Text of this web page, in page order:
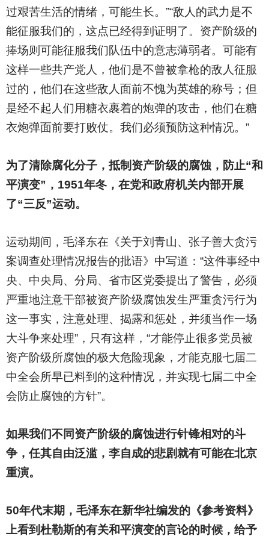
过艰苦生活的情绪，可能生长。”“敌人的武力是不
能征服我们的，这点已经得到证明了。资产阶级的
捧场则可能征服我们队伍中的意志薄弱者。可能有
这样一些共产党人，他们是不曾被拿枪的敌人征服
过的，他们在这些敌人面前不愧为英雄的称号；但
是经不起人们用糖衣裹着的炮弹的攻击，他们在糖
衣炮弹面前要打败仗。我们必须预防这种情况。”
为了清除腐化分子，抵制资产阶级的腐蚀，防止“和
平演变”，1951年冬，在党和政府机关内部开展
了“三反”运动。
运动期间，毛泽东在《关于刘青山、张子善大贪污
案调查处理情况报告的批语》中写道：“这件事经中
央、中央局、分局、省市区党委提出了警告，必须
严重地注意干部被资产阶级腐蚀发生严重贪污行为
这一事实，注意处理、揭露和惩处，并须当作一场
大斗争来处理”，只有这样，“才能停止很多党员被
资产阶级所腐蚀的极大危险现象，才能克服七届二
中全会所早已料到的这种情况，并实现七届二中全
会防止腐蚀的方针”。
如果我们不同资产阶级的腐蚀进行针锋相对的斗
争，任其自由泛滥，李自成的悲剧就有可能在北京
重演。
50年代末期，毛泽东在新华社编发的《参考资料》
上看到杜勒斯的有关和平演变的言论的时候，给予